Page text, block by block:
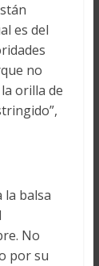
es del
no
orilla de
la balsa
No
por su